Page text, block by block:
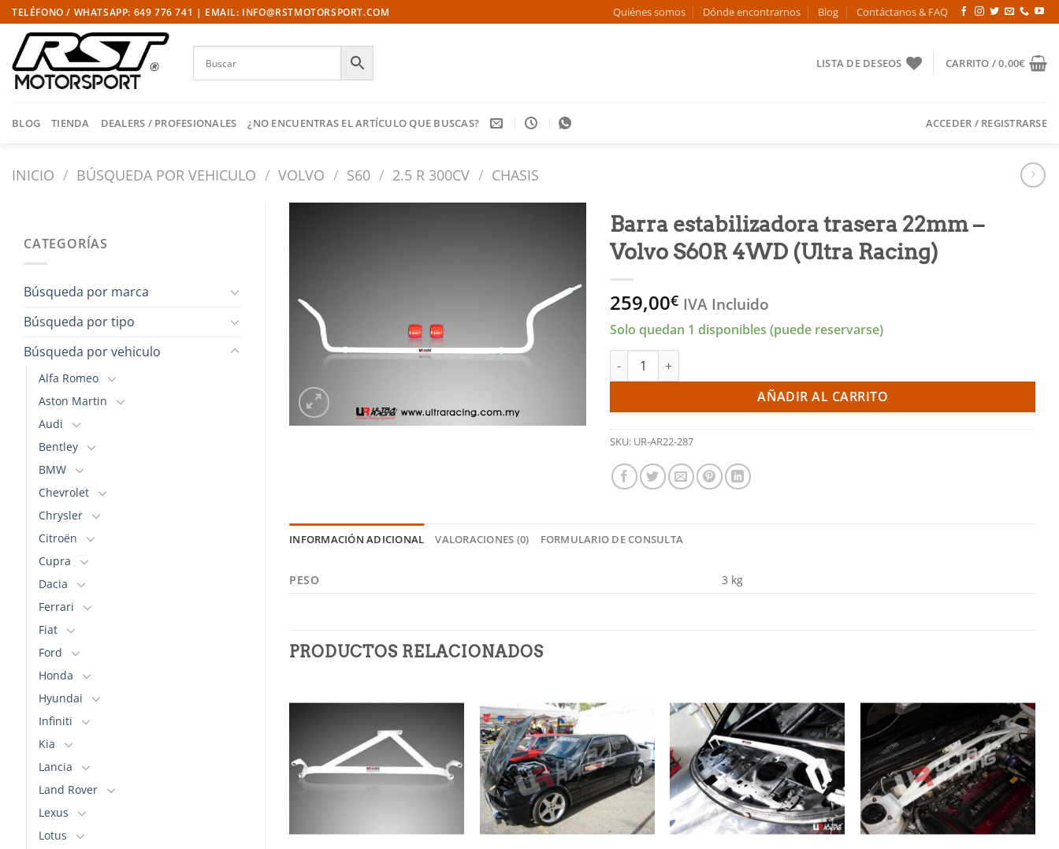
Saltar
al
contenido
TELÉFONO / WHATSAPP: 649 776 741 | EMAIL: INFO@RSTMOTORSPORT.COM Quiénes somos Dónde encontrarnos Blog Contáctanos & FAQ
LISTA DE DESEOS CARRITO /0,00€
BLOG TIENDA DEALERS / PROFESIONALES ¿NO ENCUENTRAS EL ARTÍCULO QUE BUSCAS? ACCEDER / REGISTRARSE
INICIO / BÚSQUEDA POR VEHICULO / VOLVO / S60 / 2.5 R 300CV / CHASIS
CATEGORÍAS
Búsqueda por marca
Búsqueda por tipo
Búsqueda por vehiculo
Alfa Romeo
Aston Martin
Audi
Bentley
BMW
Chevrolet
Chrysler
Citroën
Cupra
Dacia
Ferrari
Fiat
Ford
Honda
Hyundai
Infiniti
Kia
Lancia
Land Rover
Lexus
Lotus
de
deseos
Barra estabilizadora trasera 22mm –
Volvo S60R 4WD (Ultra Racing)
259,00€ IVA Incluido
Solo quedan 1 disponibles (puede reservarse)
Barra estabilizadora trasera 22mm - Volvo S60R 4WD (Ultra Racing) cantidad
AÑADIR AL CARRITO
SKU: UR-AR22-287
INFORMACIÓN ADICIONAL VALORACIONES (0) FORMULARIO DE CONSULTA
PESO 3 kg
PRODUCTOS RELACIONADOS
deseos
a la
lista de
deseos
Añadir
a la
lista de
deseos
Añadir
a la
lista de
deseos
Añadir
lista de